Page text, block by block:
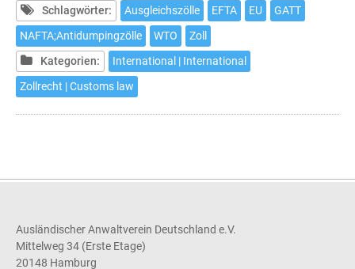
ihre
strafrechtlichen
Risiken
(1)
Schlagwörter: Ausgleichszölle EFTA EU
GATT
NAFTA;Antidumpingzölle
WTO
Zoll
Kategorien:
International | International
Zollrecht | Customs law
Ausländischer Anwaltverein Deutschland e.V.
Mittelweg 34 (Erste Etage)
20148 Hamburg